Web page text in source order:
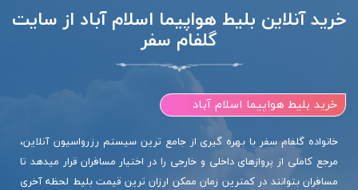
خرید آنلاین بلیط هواپیما اسلام آباد از سایت
گلفام سفر
خرید بلیط هواپیما اسلام آباد
خانواده گلفام سفر با بهره گیری از جامع ترین سیستم رزرواسیون آنلاین،
مرجع کاملی از پروازهای داخلی و خارجی را در اختیار مسافران قرار میدهد تا
مسافران بتوانند در کمترین زمان ممکن ارزان ترین قیمت بلیط لحظه آخری